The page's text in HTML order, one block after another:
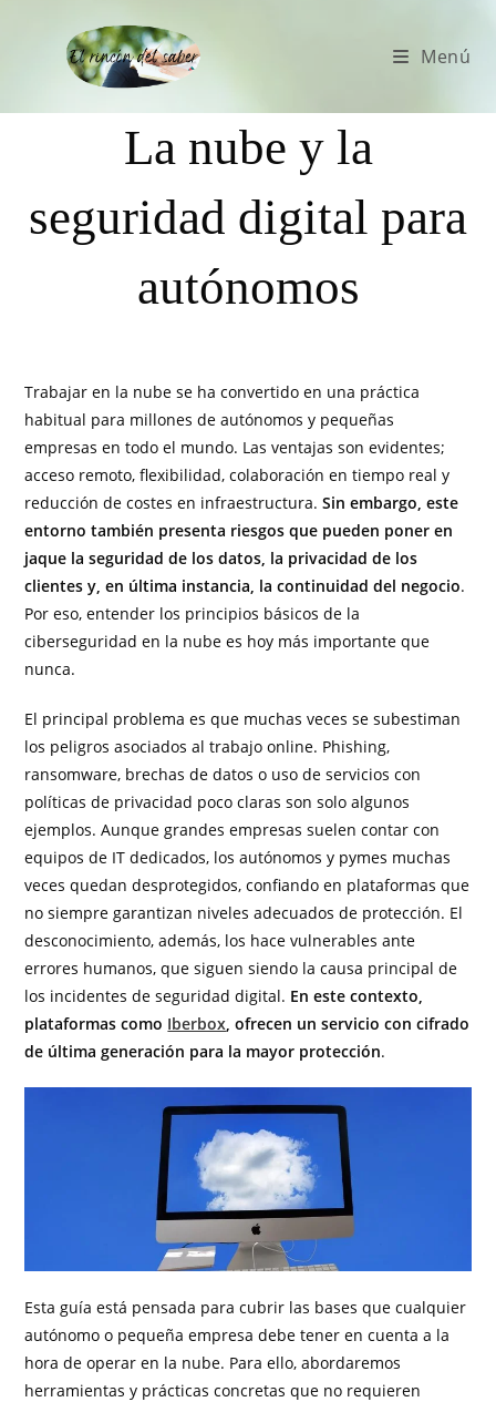
Menú
La nube y la
seguridad digital para
autónomos
Trabajar en la nube se ha convertido en una práctica
habitual para millones de autónomos y pequeñas
empresas en todo el mundo. Las ventajas son evidentes;
acceso remoto, flexibilidad, colaboración en tiempo real y
reducción de costes en infraestructura.Sin embargo, este
entorno también presenta riesgos que pueden poner en
jaque la seguridad de los datos, la privacidad de los
clientes y, en última instancia, la continuidad del negocio.
Por eso, entender los principios básicos de la
ciberseguridad en la nube es hoy más importante que
nunca.
El principal problema es que muchas veces se subestiman
los peligros asociados al trabajo online. Phishing,
ransomware, brechas de datos o uso de servicios con
políticas de privacidad poco claras son solo algunos
ejemplos. Aunque grandes empresas suelen contar con
equipos de IT dedicados, los autónomos y pymes muchas
veces quedan desprotegidos, confiando en plataformas que
no siempre garantizan niveles adecuados de protección. El
desconocimiento, además, los hace vulnerables ante
errores humanos, que siguen siendo la causa principal de
los incidentes de seguridad digital. En este contexto,
plataformas como Iberbox, ofrecen un servicio con cifrado
de última generación para la mayor protección.
Esta guía está pensada para cubrir las bases que cualquier
autónomo o pequeña empresa debe tener en cuenta a la
hora de operar en la nube. Para ello, abordaremos
herramientas y prácticas concretas que no requieren